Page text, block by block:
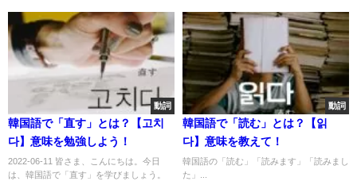
動詞
韓国語で「直す」とは？【고치
다】意味を勉強しよう！
2022-06-11 皆さま、こんにちは。今日
は、韓国語で「直す」を学びましょう。
動詞
韓国語で「読む」とは？【읽
다】意味を教えて！
韓国語の「読む」「読みます」「読みまし
た」...